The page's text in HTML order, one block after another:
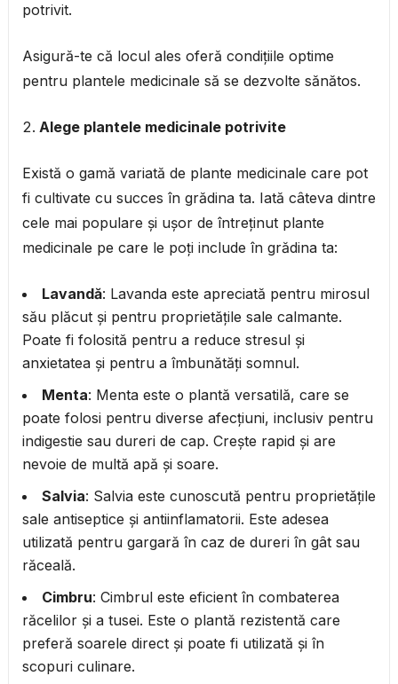
potrivit.
Asigură-te că locul ales oferă condițiile optime
pentru plantele medicinale să se dezvolte sănătos.
Alege plantele medicinale potrivite
Există o gamă variată de plante medicinale care pot
fi cultivate cu succes în grădina ta. Iată câteva dintre
cele mai populare și ușor de întreținut plante
medicinale pe care le poți include în grădina ta:
Lavandă: Lavanda este apreciată pentru mirosul
său plăcut și pentru proprietățile sale calmante.
Poate fi folosită pentru a reduce stresul și
anxietatea și pentru a îmbunătăți somnul.
Menta: Menta este o plantă versatilă, care se
poate folosi pentru diverse afecțiuni, inclusiv pentru
indigestie sau dureri de cap. Crește rapid și are
nevoie de multă apă și soare.
Salvia: Salvia este cunoscută pentru proprietățile
sale antiseptice și antiinflamatorii. Este adesea
utilizată pentru gargară în caz de dureri în gât sau
răceală.
Cimbru: Cimbrul este eficient în combaterea
răcelilor și a tusei. Este o plantă rezistentă care
preferă soarele direct și poate fi utilizată și în
scopuri culinare.